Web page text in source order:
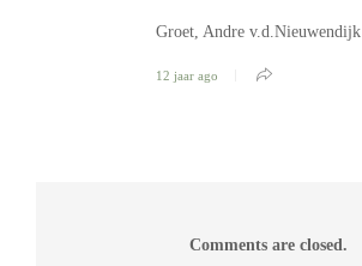
Groet, Andre v.d.Nieuwendijk
12 jaar ago
Comments are closed.